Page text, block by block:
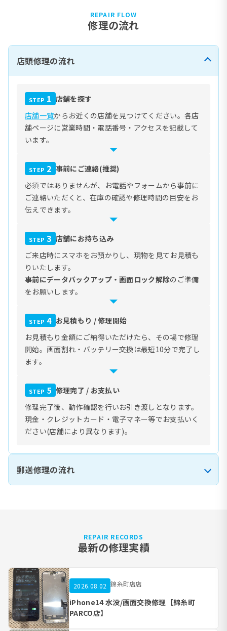
REPAIR FLOW
修理の流れ
店頭修理の流れ
STEP 1 店舗を探す
店舗一覧からお近くの店舗を見つけてください。各店
舗ページに営業時間・電話番号・アクセスを記載して
います。
STEP 2 事前にご連絡(推奨)
必須ではありませんが、お電話やフォームから事前に
ご連絡いただくと、在庫の確認や修理時間の目安をお
伝えできます。
STEP 3 店舗にお持ち込み
ご来店時にスマホをお預かりし、現物を見てお見積も
りいたします。
事前にデータバックアップ・画面ロック解除のご準備
をお願いします。
STEP 4 お見積もり / 修理開始
お見積もり金額にご納得いただけたら、その場で修理
開始。画面割れ・バッテリー交換は最短10分で完了し
ます。
STEP 5 修理完了 / お支払い
修理完了後、動作確認を行いお引き渡しとなります。
現金・クレジットカード・電子マネー等でお支払いく
ださい(店舗により異なります)。
郵送修理の流れ
REPAIR RECORDS
最新の修理実績
2026.08.02 錦糸町店店
iPhone14 水没/画面交換修理【錦糸町
PARCO店】